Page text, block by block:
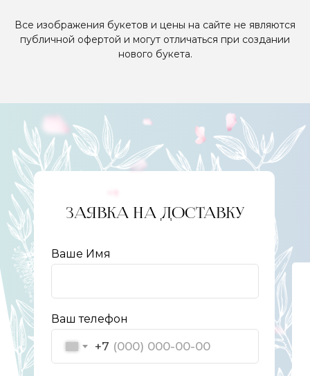
Все изображения букетов и цены на сайте не являются
публичной офертой и могут отличаться при создании
нового букета.
Ваше Имя
Ваш телефон
+7
ЗАЯВКА НА ДОСТАВКУ